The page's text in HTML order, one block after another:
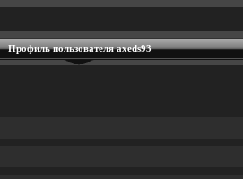
Профиль пользователя axeds93